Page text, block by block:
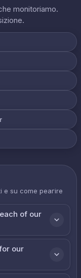
monitoriamo.
e su come реагire
of our
our